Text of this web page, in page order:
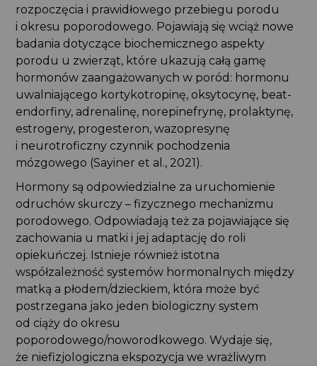
rozpoczęcia i prawidłowego przebiegu porodu
i okresu poporodowego. Pojawiają się wciąż nowe
badania dotyczące biochemicznego aspekty
porodu u zwierząt, które ukazują całą gamę
hormonów zaangażowanych w poród: hormonu
uwalniającego kortykotropinę, oksytocynę, beat-
endorfiny, adrenalinę, norepinefrynę, prolaktynę,
estrogeny, progesteron, wazopresynę
i neurotroficzny czynnik pochodzenia
mózgowego (Sayiner et al., 2021).
Hormony są odpowiedzialne za uruchomienie
odruchów skurczy – fizycznego mechanizmu
porodowego. Odpowiadają też za pojawiające się
zachowania u matki i jej adaptację do roli
opiekuńczej. Istnieje również istotna
współzależność systemów hormonalnych między
matką a płodem/dzieckiem, która może być
postrzegana jako jeden biologiczny system
od ciąży do okresu
poporodowego/noworodkowego. Wydaje się,
że niefizjologiczna ekspozycja we wrażliwym